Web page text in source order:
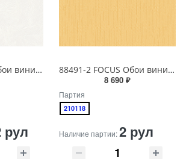
88502-1 FOCUS Обои виниловые на бумажной основе 1.06*15.6
рул
88491-2 FOCUS Обои виниловые на бумажной основе 1.06*15.6
8 690 ₽
Партия
210118
Наличие партии:2 рул